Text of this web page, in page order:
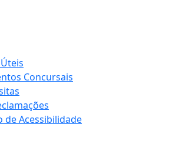
Concursais
de Acessibilidade